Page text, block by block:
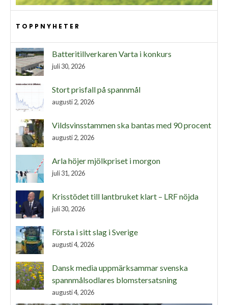
TOPPNYHETER
Batteritillverkaren Varta i konkurs
juli 30, 2026
Stort prisfall på spannmål
augusti 2, 2026
Vildsvinsstammen ska bantas med 90 procent
augusti 2, 2026
Arla höjer mjölkpriset i morgon
juli 31, 2026
Krisstödet till lantbruket klart – LRF nöjda
juli 30, 2026
Första i sitt slag i Sverige
augusti 4, 2026
Dansk media uppmärksammar svenska
spannmålsodlares blomstersatsning
augusti 4, 2026